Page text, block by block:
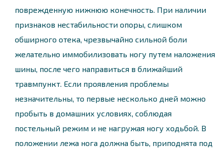
поврежденную нижнюю конечность. При наличии
признаков нестабильности опоры, слишком
обширного отека, чрезвычайно сильной боли
желательно иммобилизовать ногу путем наложения
шины, после чего направиться в ближайший
травмпункт. Если проявления проблемы
незначительны, то первые несколько дней можно
пробыть в домашних условиях, соблюдая
постельный режим и не нагружая ногу ходьбой. В
положении лежа нога должна быть, приподнята под